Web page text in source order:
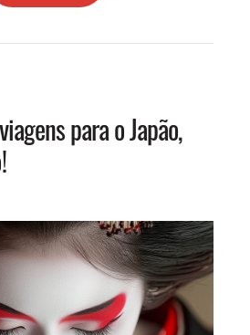
para o Japão,
2020
2019